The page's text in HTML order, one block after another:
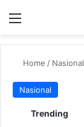
Menu
Home / Nasional
Nasional
Trending